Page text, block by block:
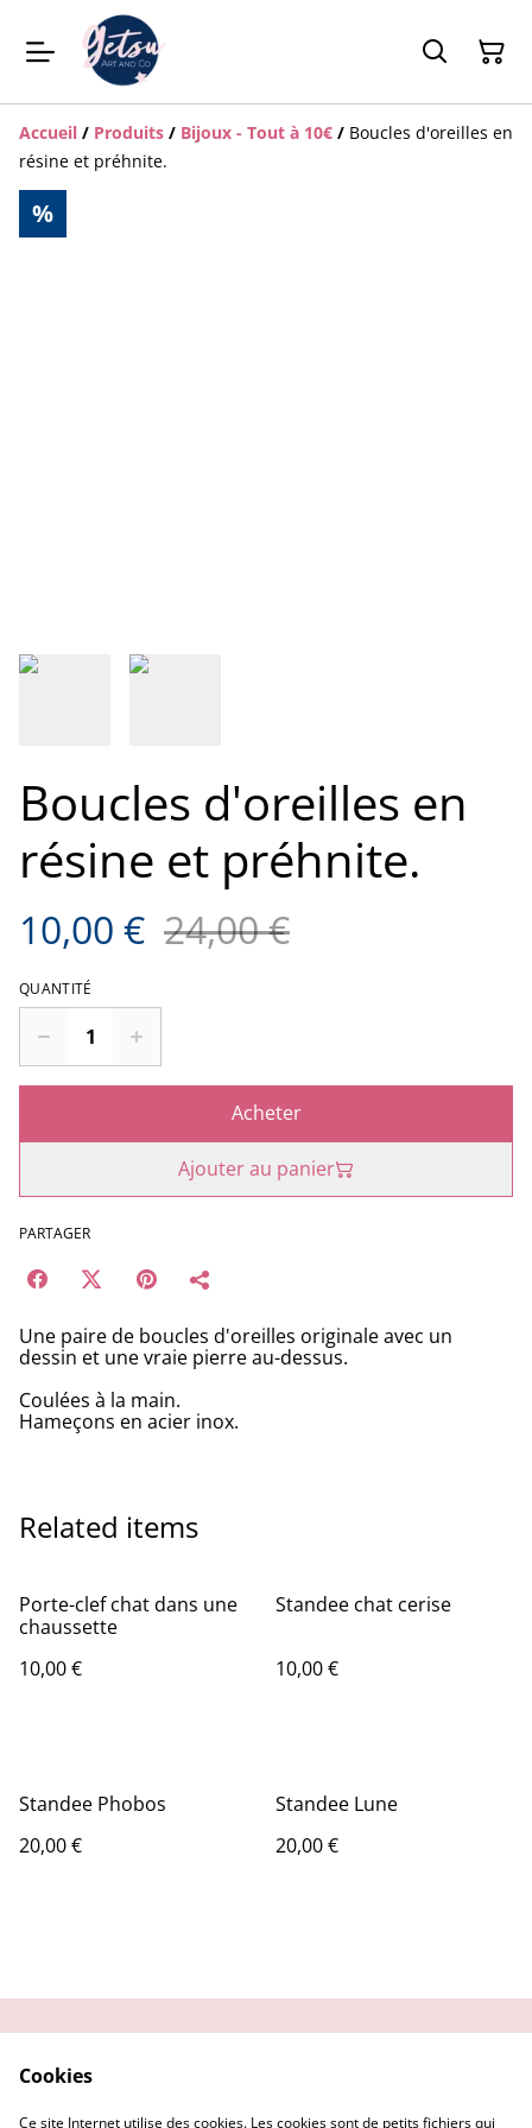
Accueil / Produits / Bijoux - Tout à 10€ / Boucles d'oreilles en
résine et préhnite.
%
Boucles d'oreilles en
résine et préhnite.
10,00 € 24,00 €
QUANTITÉ
Acheter
Ajouter au panier
PARTAGER
Une paire de boucles d'oreilles originale avec un
dessin et une vraie pierre au-dessus.
Coulées à la main.
Hameçons en acier inox.
Related items
Porte-clef chat dans une
chaussette
10,00 €
Standee chat cerise
10,00 €
Standee Phobos
20,00 €
Standee Lune
20,00 €
Confidentialité
Demander un retour
Cookies
Ce site Internet utilise des cookies. Les cookies sont de petits fichiers qui